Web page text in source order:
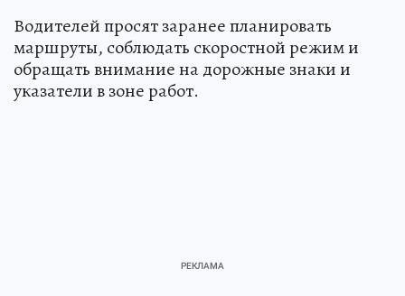
Водителей просят заранее планировать
маршруты, соблюдать скоростной режим и
обращать внимание на дорожные знаки и
указатели в зоне работ.